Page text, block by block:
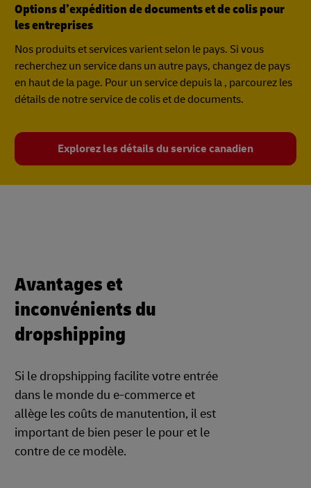
Options d’expédition de documents et de colis pour
les entreprises
Nos produits et services varient selon le pays. Si vous
recherchez un service dans un autre pays, changez de pays
en haut de la page. Pour un service depuis la , parcourez les
détails de notre service de colis et de documents.
Explorez les détails du service canadien
Avantages et
inconvénients du
dropshipping
Si le dropshipping facilite votre entrée
dans le monde du e-commerce et
allège les coûts de manutention, il est
important de bien peser le pour et le
contre de ce modèle.